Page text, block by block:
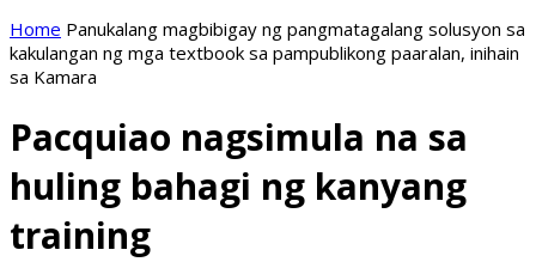
Home Panukalang magbibigay ng pangmatagalang solusyon sa
kakulangan ng mga textbook sa pampublikong paaralan, inihain
sa Kamara
Pacquiao nagsimula na sa
huling bahagi ng kanyang
training